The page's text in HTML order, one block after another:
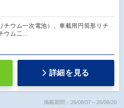
チウム一次電池）、車載用円筒形リチ
ウム二…
詳細を見る
掲載期間：26/08/07～26/08/20